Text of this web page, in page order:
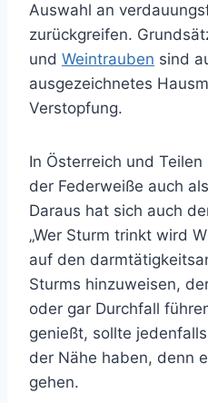
Auswahl an
zurückgreifen.
und Weintrauben sind
ausgezeichnetes
Verstopfung.
In Österreich und
der Federweiße auch
Daraus hat sich auch
„Wer Sturm trinkt wird
auf den
Sturms hinzuweisen,
oder gar Durchfall
genießt, sollte
der Nähe haben, denn
gehen.